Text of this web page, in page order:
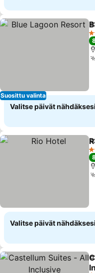
Suosittu valinta
5
Valitse päivät
3
Valitse päivät